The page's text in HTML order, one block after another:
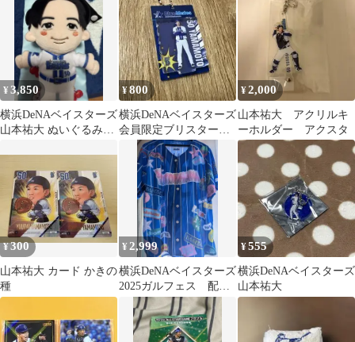
¥3,850
横浜DeNAベイスターズ
山本祐大 ぬいぐるみキ
¥800
横浜DeNAベイスターズ
会員限定ブリスター風
アクリルキーホルダ
ー 50山本祐大
¥2,000
山本祐大 アクリルキ
ーホルダー アクスタ
¥300
山本祐大 カード かきの
種
¥2,999
横浜DeNAベイスターズ
2025ガルフェス 配布
ユニフォーム 山本祐
¥555
横浜DeNAベイスターズ
山本祐大